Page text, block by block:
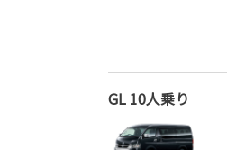
GL 10人乗り